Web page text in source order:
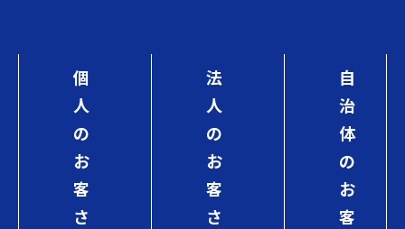
個
人
の
お
客
さ
法
人
の
お
客
さ
自
治
体
の
お
客